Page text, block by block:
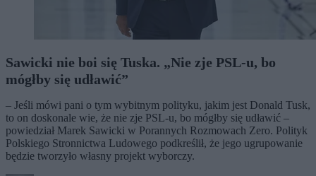
Sawicki nie boi się Tuska. „Nie zje PSL-u, bo
mógłby się udławić”
– Jeśli mówi pani o tym wybitnym polityku, jakim jest Donald Tusk,
to on doskonale wie, że nie zje PSL-u, bo mógłby się udławić –
powiedział Marek Sawicki w Porannych Rozmowach Zero. Polityk
Polskiego Stronnictwa Ludowego podkreślił, że jego ugrupowanie
będzie tworzyło własny projekt wyborczy.